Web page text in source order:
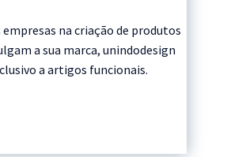
empresas na criação de produtos
a sua marca, unindodesign
a artigos funcionais.